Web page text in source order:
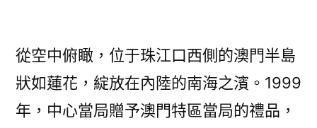
從空中俯瞰，位于珠江口西側的澳門半島
狀如蓮花，綻放在內陸的南海之濱。1999
年，中心當局贈予澳門特區當局的禮品，